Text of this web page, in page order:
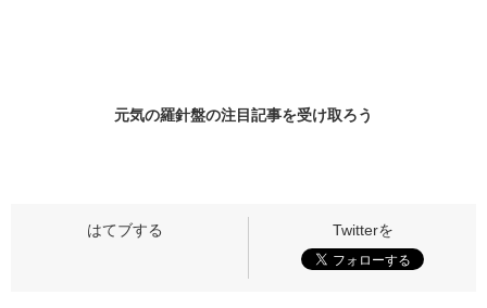
元気の羅針盤の注目記事を受け取ろう